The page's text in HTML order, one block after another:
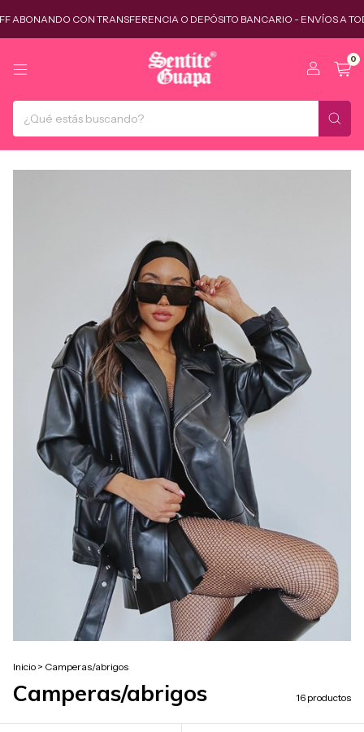
CON TRANSFERENCIA O DEPÓSITO BANCARIO - ENVÍOS A TODO EL PAÍS
0
Inicio > Camperas/abrigos
Camperas/abrigos 16 productos